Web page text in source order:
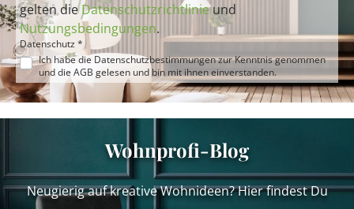
gelten dieDatenschutzrichtlinieund
Nutzungsbedingungen.
Datenschutz *
Ich habe die Datenschutzbestimmungenzur Kenntnis genommen
und die AGB gelesen und bin mit ihnen einverstanden.
Wohnprofi-Blog
Neugierig auf kreative Wohnideen? Hier findest Du